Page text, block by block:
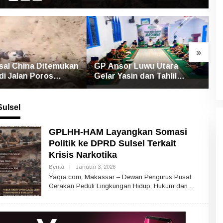
»
Luwu Utara
dan Tahlil
Korban
Proyek Irigasi Ujung Tanah
Diduga Abaikan Pedoman
Ditjen Pengairan, FK LSM-
GPLHH-HAM Layangkan Somasi
Politik ke DPRD Sulsel Terkait
Krisis Narkotika
Berita | Januari 3, 2026O
H
Yaqra.com, Makassar – Dewan Pengurus Pusat
Gerakan Peduli Lingkungan Hidup, Hukum dan